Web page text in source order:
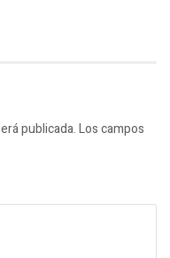
publicada.Los campos